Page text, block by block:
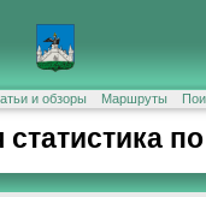
и обзоры Маршруты